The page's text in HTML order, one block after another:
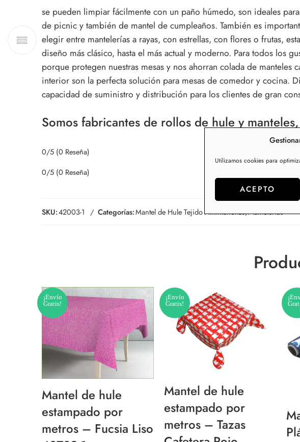
Utilizamos cookies para
ACEPTO
se pueden limpiar fácilmente con un paño húmedo, son ideales
de picnic y también de mantel de cumpleaños. También es
elegir entre mantelerías a rayas, con estrellas, con flores o frutas,
diseño más clásico, hasta el más actual y moderno. Para todos los
porque protegen nuestras mesas y nos ahorran colada de
interior son la perfecta solución para mesas de comedor y cocina.
capacidad de suministro y distribución para los clientes de gran
Somos fabricantes de rollos de hule y
0/5 (0 Reseña)
0/5 (0 Reseña)
SKU:42003-1 Categorías:Mantel de Hule Tejido Antimanchas,Mantelerías
¡Envío
Gratis!
Mantel de hule
estampado por
metros – Fucsia Liso
¡Envío
Gratis!
Mantel de hule
estampado por
metros – Tazas